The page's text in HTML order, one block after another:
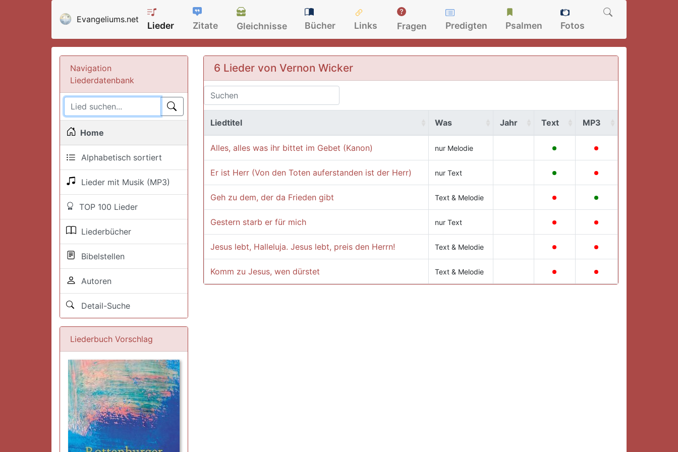
Evangeliums.net
Lieder Zitate Gleichnisse Bücher Links Fragen Predigten Psalmen Fotos
Navigation
Liederdatenbank
Home
Alphabetisch sortiert
Lieder mit Musik (MP3)
TOP 100 Lieder
Liederbücher
Bibelstellen
Autoren
Detail-Suche
Liederbuch Vorschlag
6 Lieder von Vernon Wicker
Liedtitel Was Jahr Text MP3
Alles, alles was ihr bittet im Gebet (Kanon) nur Melodie
Er ist Herr (Von den Toten auferstanden ist der Herr) nur Text
Geh zu dem, der da Frieden gibt Text & Melodie
Gestern starb er für mich nur Text
Jesus lebt, Halleluja. Jesus lebt, preis den Herrn! Text & Melodie
Komm zu Jesus, wen dürstet Text & Melodie